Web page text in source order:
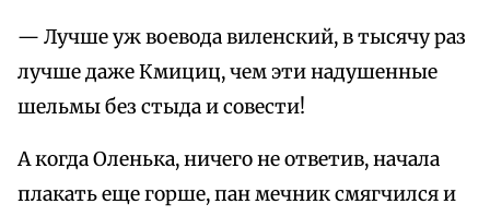
— Лучше уж воевода виленский, в тысячу раз
лучше даже Кмициц, чем эти надушенные
шельмы без стыда и совести!
А когда Оленька, ничего не ответив, начала
плакать еще горше, пан мечник смягчился и